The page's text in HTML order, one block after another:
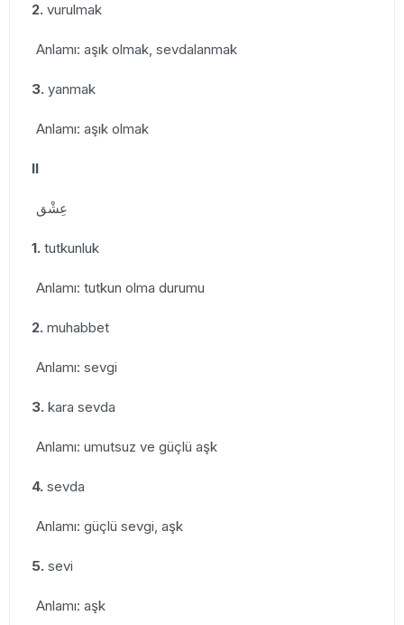
2. vurulmak
Anlamı: aşık olmak, sevdalanmak
3. yanmak
Anlamı: aşık olmak
II
عِشْق
1. tutkunluk
Anlamı: tutkun olma durumu
2. muhabbet
Anlamı: sevgi
3. kara sevda
Anlamı: umutsuz ve güçlü aşk
4. sevda
Anlamı: güçlü sevgi, aşk
5. sevi
Anlamı: aşk